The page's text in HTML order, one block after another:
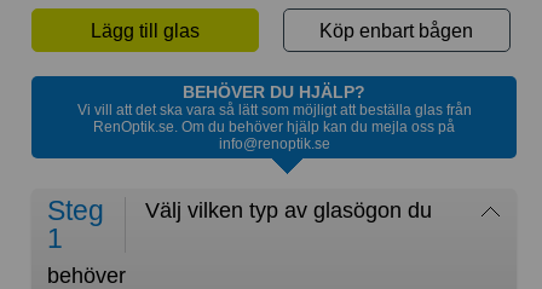
Lägg till glas Köp enbart bågen
BEHÖVER DU HJÄLP?
Vi vill att det ska vara så lätt som möjligt att beställa glas från
RenOptik.se. Om du behöver hjälp kan du mejla oss på
info@renoptik.se
Steg
1
Välj vilken typ av glasögon du
behöver